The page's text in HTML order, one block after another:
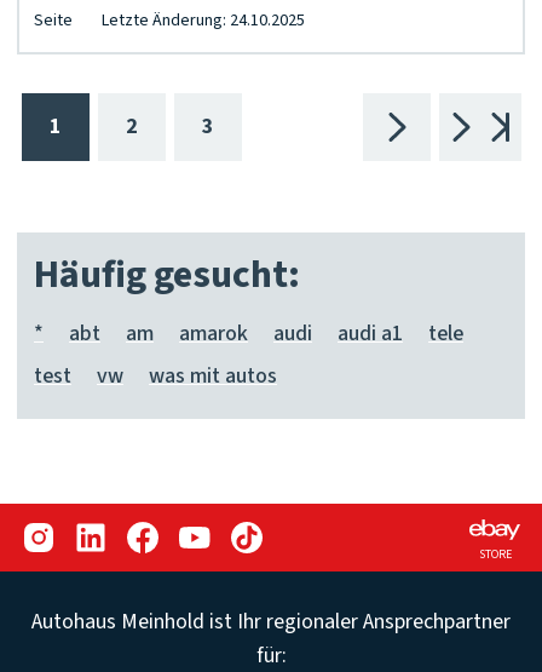
Seite Letzte Änderung: 24.10.2025
1 2 3
Häufig gesucht:
* abt am amarok audi audi a1
tele
test
vw was mit autos
STORE
Autohaus Meinhold ist Ihr regionaler Ansprechpartner
für: